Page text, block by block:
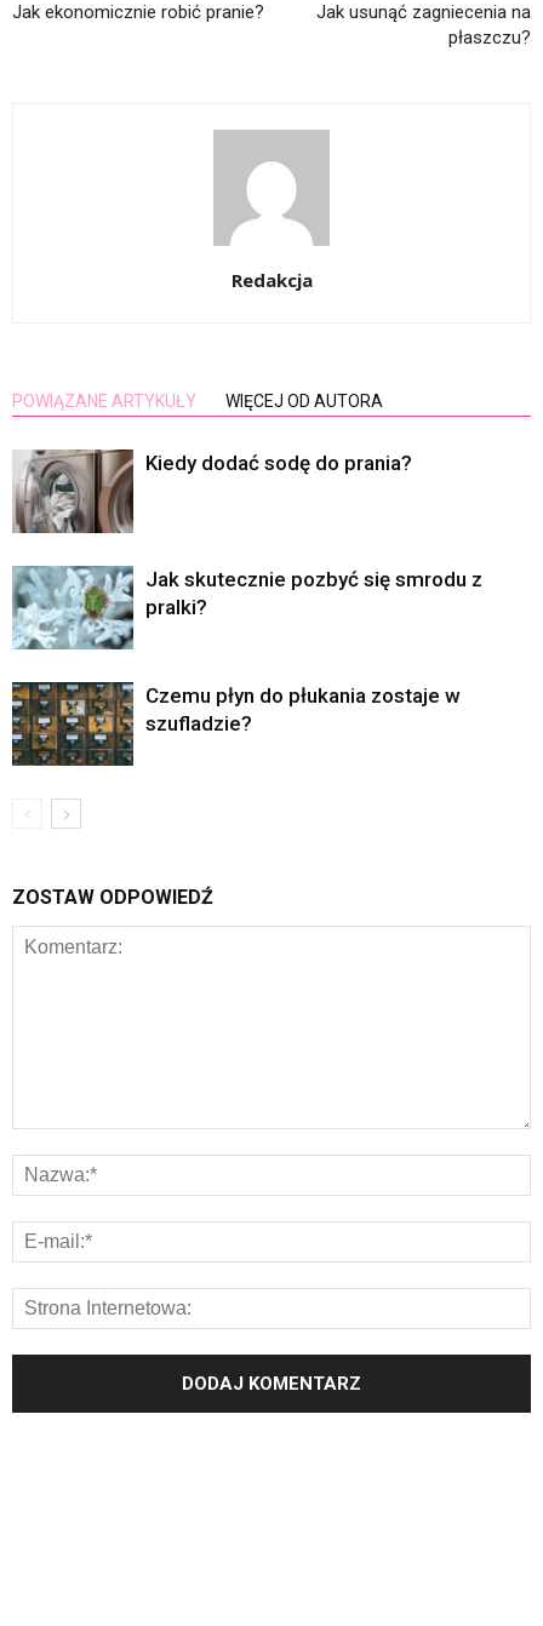
Jak ekonomicznie robić pranie?
Jak usunąć zagniecenia na
płaszczu?
Redakcja
POWIĄZANE ARTYKUŁY WIĘCEJ OD AUTORA
Kiedy dodać sodę do prania?
Jak skutecznie pozbyć się smrodu z
pralki?
Czemu płyn do płukania zostaje w
szufladzie?
ZOSTAW ODPOWIEDŹ